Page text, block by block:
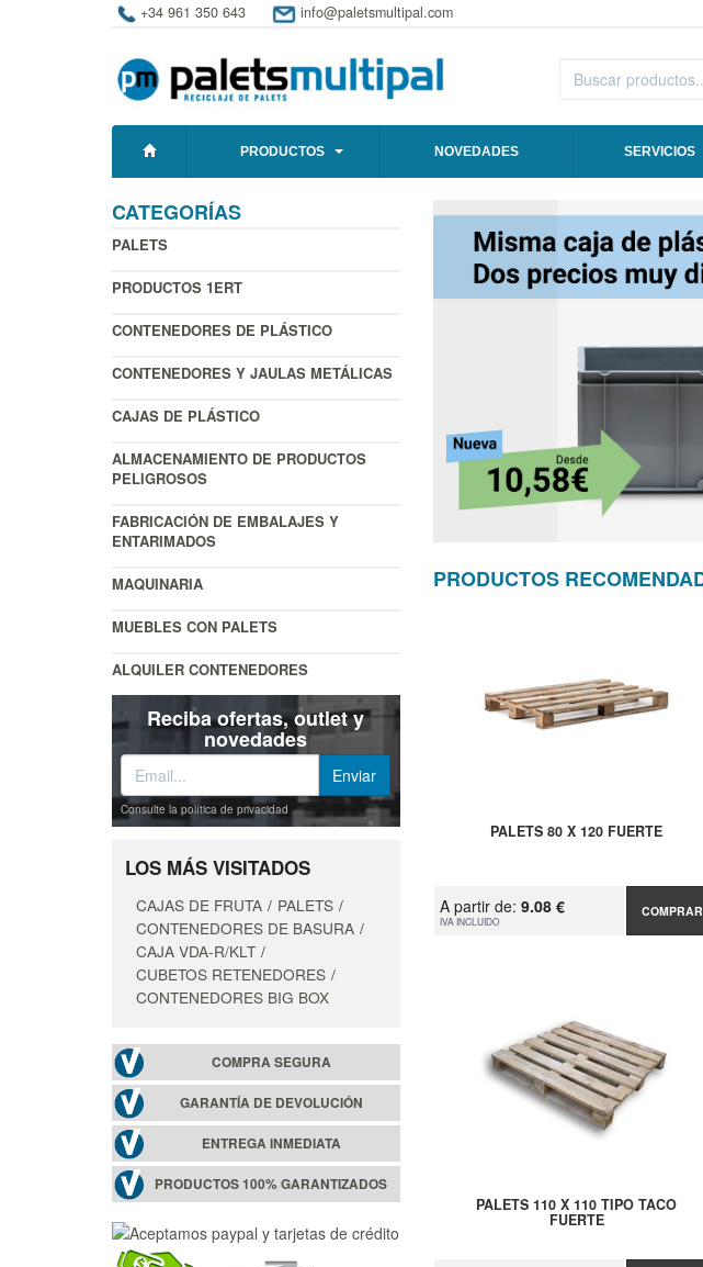
+34 961 350 643 info@paletsmultipal.com
PRODUCTOS NOVEDADES SERVICIOS
CATEGORÍAS
PALETS
PRODUCTOS 1ERT
CONTENEDORES DE PLÁSTICO
CONTENEDORES Y JAULAS METÁLICAS
CAJAS DE PLÁSTICO
ALMACENAMIENTO DE PRODUCTOS
PELIGROSOS
FABRICACIÓN DE EMBALAJES Y
ENTARIMADOS
MAQUINARIA
MUEBLES CON PALETS
ALQUILER CONTENEDORES
Reciba ofertas, outlet y
novedades
Consulte la política de privacidad
LOS MÁS VISITADOS
CAJAS DE FRUTA
PALETS
CONTENEDORES DE BASURA
CAJA VDA-R/KLT
CUBETOS RETENEDORES
CONTENEDORES BIG BOX
COMPRA SEGURA
GARANTÍA DE DEVOLUCIÓN
ENTREGA INMEDIATA
PRODUCTOS 100% GARANTIZADOS
PRODUCTOS
PALETS 80 X 120 FUERTE
A partir de: 9.08 €
IVA INCLUIDO
COMPRAR
PALETS 110 X 110 TIPO TACO
FUERTE